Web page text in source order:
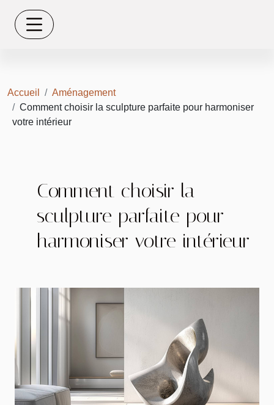
Accueil
Aménagement
Comment choisir la sculpture parfaite pour harmoniser
votre intérieur
Comment choisir la
sculpture parfaite pour
harmoniser votre intérieur